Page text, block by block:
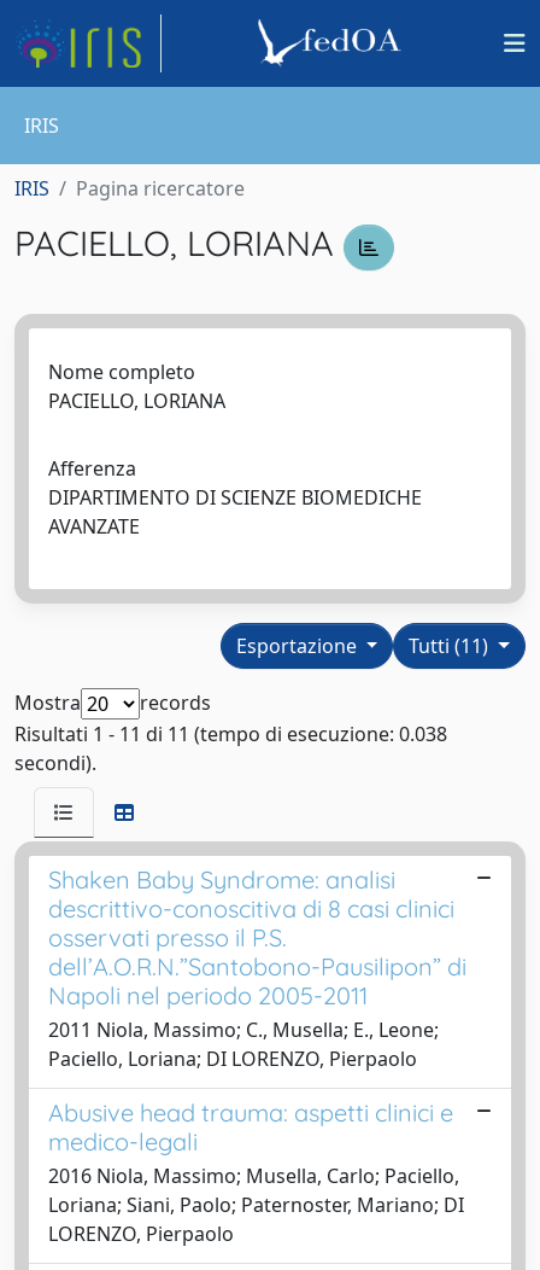
IRIS
IRIS Pagina ricercatore
PACIELLO, LORIANA
Nome completo
PACIELLO, LORIANA
Afferenza
DIPARTIMENTO DI SCIENZE BIOMEDICHE
AVANZATE
Tutti (11)
Esportazione
Mostra
records
Risultati 1 - 11 di 11 (tempo di esecuzione: 0.038
secondi).
Shaken Baby Syndrome: analisi
descrittivo-conoscitiva di 8 casi clinici
osservati presso il P.S.
dell’A.O.R.N.”Santobono-Pausilipon” di
Napoli nel periodo 2005-2011
2011 Niola, Massimo; C., Musella; E., Leone;
Paciello, Loriana; DI LORENZO, Pierpaolo
Abusive head trauma: aspetti clinici e
medico-legali
2016 Niola, Massimo; Musella, Carlo; Paciello,
Loriana; Siani, Paolo; Paternoster, Mariano; DI
LORENZO, Pierpaolo